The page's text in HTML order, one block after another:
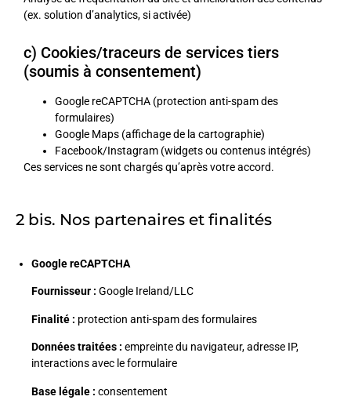
(ex. solution d’analytics, si activée)
c) Cookies/traceurs de services tiers
(soumis à consentement)
Google reCAPTCHA (protection anti-spam des
formulaires)
Google Maps (affichage de la cartographie)
Facebook/Instagram (widgets ou contenus intégrés)
Ces services ne sont chargés qu’après votre accord.
2 bis. Nos partenaires et finalités
Google reCAPTCHA
Fournisseur : Google Ireland/LLC
Finalité : protection anti-spam des formulaires
Données traitées : empreinte du navigateur, adresse IP,
interactions avec le formulaire
Base légale : consentement